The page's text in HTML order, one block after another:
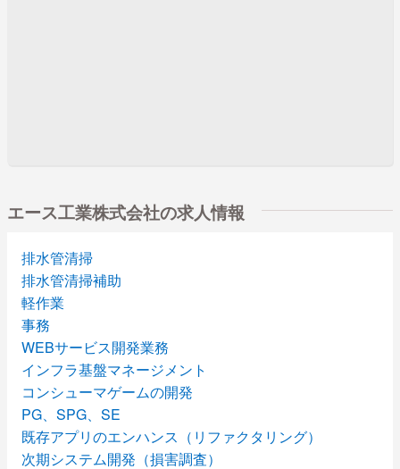
エース工業株式会社の求人情報
排水管清掃
排水管清掃補助
軽作業
事務
WEBサービス開発業務
インフラ基盤マネージメント
コンシューマゲームの開発
PG、SPG、SE
既存アプリのエンハンス（リファクタリング）
次期システム開発（損害調査）